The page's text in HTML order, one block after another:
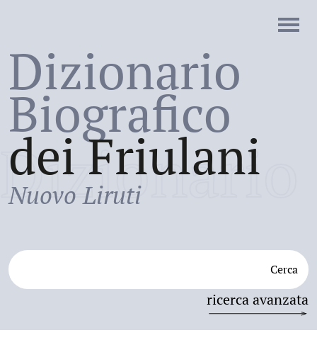
Dizionario
Biografico
dei Friulani
Nuovo Liruti
Cerca
ricerca avanzata
Dizionario